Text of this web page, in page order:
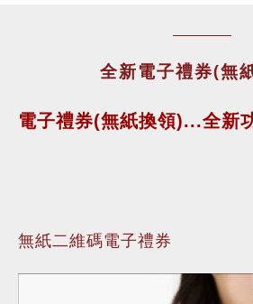
全新電子禮券(無
電子禮券(無紙換領)...全新
無紙二維碼電子禮券